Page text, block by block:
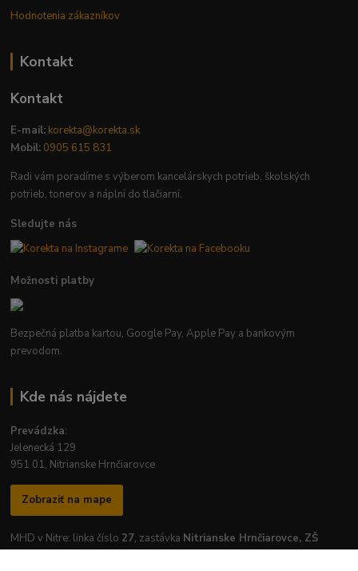
Hodnotenia zákazníkov
Kontakt
Kontakt
E-mail: korekta@korekta.sk
Mobil: 0905 615 831
Radi vám poradíme s výberom kancelárskych potrieb, školských
potrieb, tonerov a náplní do tlačiarní.
Sledujte nás
Možnosti platby
Bezpečná platba kartou, Google Pay, Apple Pay a bankovým
prevodom.
Kde nás nájdete
Prevádzka:
Jelenecká 129
951 01, Nitrianske Hrnčiarovce
Zobraziť na mape
MHD v Nitre: linka číslo 27, zastávka Nitrianske Hrnčiarovce, ZŠ